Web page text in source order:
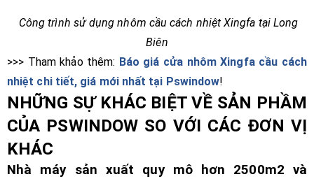
Công trình sử dụng nhôm cầu cách nhiệt Xingfa tại Long
Biên
>>> Tham khảo thêm: Báo giá cửa nhôm Xingfa cầu cách
nhiệt chi tiết, giá mới nhất tại Pswindow!
NHỮNG SỰ KHÁC BIỆT VỀ SẢN PHẦM
CỦA PSWINDOW SO VỚI CÁC ĐƠN VỊ
KHÁC
Nhà máy sản xuất quy mô hơn 2500m2 và